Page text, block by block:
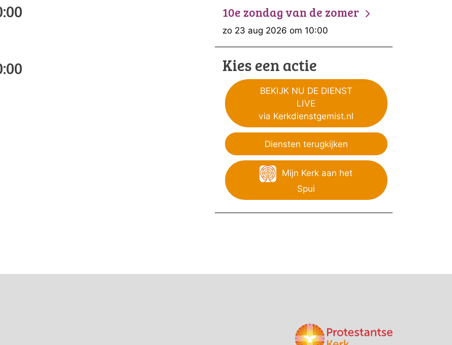
10e zondag van de zomer
zo 23 aug 2026 om 10:00
Kies een actie
BEKIJK NU DE DIENST
LIVE
via Kerkdienstgemist.nl
Diensten terugkijken
Mijn Kerk aan het
Spui